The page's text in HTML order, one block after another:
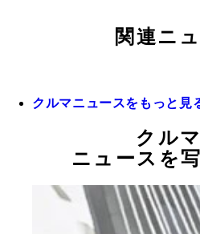
関連ニ
クルマニュースをもっと見
クル
ニュースを